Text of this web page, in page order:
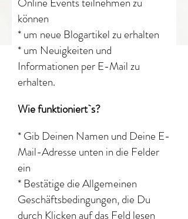
können
* um neue Blogartikelzu erhalten
* um Neuigkeiten und
Informationen per E-Mail zu
erhalten​.
Wie funktioniert`s?
* Gib Deinen Namen und Deine E-
Mail-Adresse unten in die Felder
ein
* Bestätige die Allgemeinen
Geschäftsbedingungen, die Du
durch Klicken auf das Feld lesen